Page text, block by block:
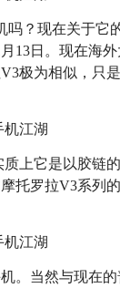
吗？现在关于它
13日。现在海
极为相似，只
上它是以胶链的
托罗拉V3系列
。当然与现在